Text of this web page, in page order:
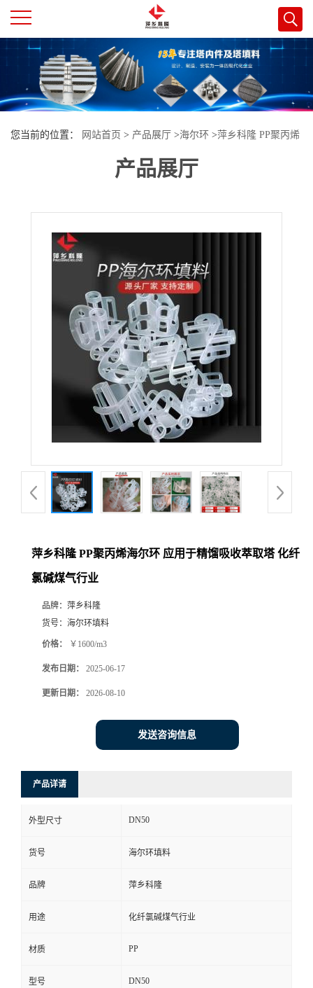
公
司
产
品
厅
方
您当前的位置： 网站首页 > 产品展厅 >海尔环 >萍乡科隆 PP聚丙烯
海尔环 应用于精馏吸收萃取塔 化纤氯碱煤气行业
产品展厅
萍乡科隆 PP聚丙烯海尔环 应用于精馏吸收萃取塔 化纤
氯碱煤气行业
品牌： 萍乡科隆
货号： 海尔环填料
价格： ￥1600/m3
发布日期： 2025-06-17
更新日期： 2026-08-10
发送咨询信息
产品详请
外型尺寸 DN50
货号 海尔环填料
品牌 萍乡科隆
用途 化纤氯碱煤气行业
材质 PP
型号 DN50